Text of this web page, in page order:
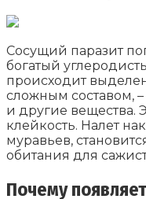
Сосущий паразит
богатый
происходит
сложным составом, –
и другие вещества.
клейкость. Налет
муравьев,
обитания для
Почему